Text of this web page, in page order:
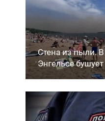
Стена из пыли.
Энгельсе